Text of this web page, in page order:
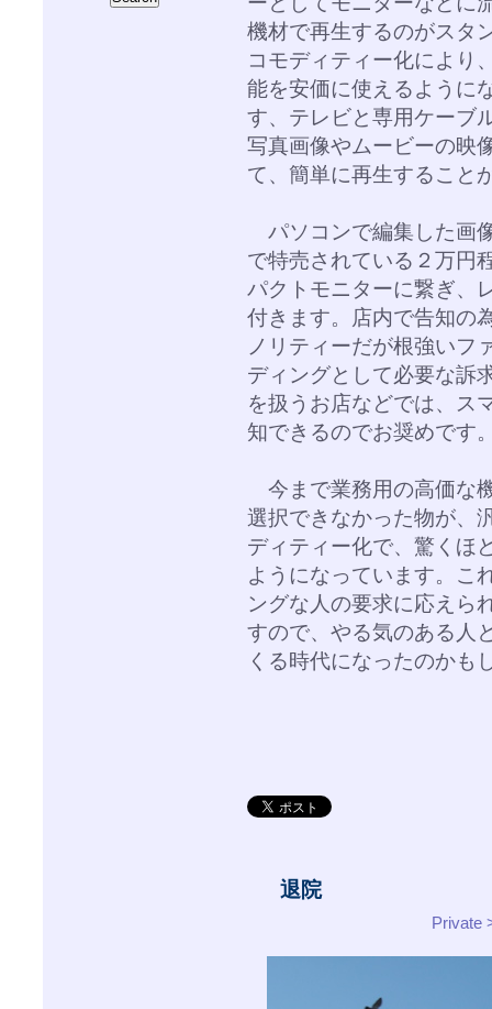
機材で再生するのがスタ
コモディティー化により
能を安価に使えるように
す、テレビと専用ケーブ
写真画像やムービーの映
て、簡単に再生すること
パソコンで編集した画
で特売されている２万円
パクトモニターに繋ぎ、
付きます。店内で告知の
ノリティーだが根強いフ
ディングとして必要な訴
を扱うお店などでは、ス
知できるのでお奨めです
今まで業務用の高価な
選択できなかった物が、
ディティー化で、驚くほ
ようになっています。こ
ングな人の要求に応えら
すので、やる気のある人
くる時代になったのかも
退院
Private